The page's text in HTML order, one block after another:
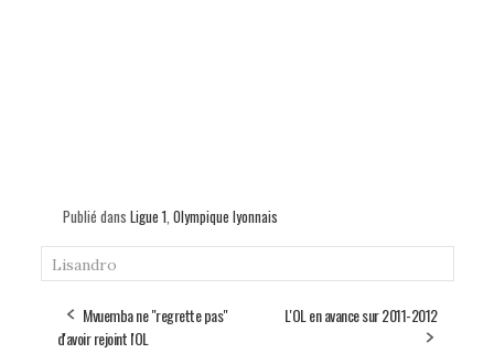
Publié dans Ligue 1 Olympique lyonnais
Lisandro
Mvuemba ne "regrette pas"
d'avoir rejoint l'OL
L'OL en avance sur 2011-2012